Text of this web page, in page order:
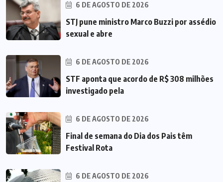
6 DE AGOSTO DE 2026
STJ pune ministro Marco Buzzi por assédio
sexual e abre
6 DE AGOSTO DE 2026
STF aponta que acordo de R$ 308 milhões
investigado pela
6 DE AGOSTO DE 2026
Final de semana do Dia dos Pais têm
Festival Rota
6 DE AGOSTO DE 2026